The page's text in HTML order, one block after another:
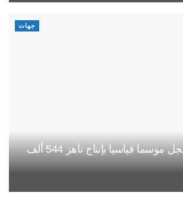
جهات
شمندر دكالة يسجل موسما قياسيا بإنتاج ناهز 544 ألف